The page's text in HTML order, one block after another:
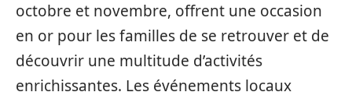
octobre et novembre, offrent une occasion
en or pour les familles de se retrouver et de
découvrir une multitude d’activités
enrichissantes. Les événements locaux